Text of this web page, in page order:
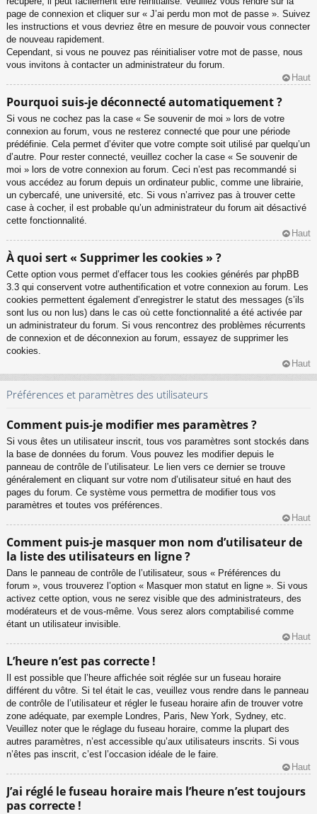
page de connexion et cliquer sur « J’ai perdu mon mot de passe ». Suivez
les instructions et vous devriez être en mesure de pouvoir vous connecter
de nouveau rapidement.
Cependant, si vous ne pouvez pas réinitialiser votre mot de passe, nous
vous invitons à contacter un administrateur du forum.
Haut
Pourquoi suis-je déconnecté automatiquement ?
Si vous ne cochez pas la case « Se souvenir de moi » lors de votre
connexion au forum, vous ne resterez connecté que pour une période
prédéfinie. Cela permet d’éviter que votre compte soit utilisé par quelqu’un
d’autre. Pour rester connecté, veuillez cocher la case « Se souvenir de
moi » lors de votre connexion au forum. Ceci n’est pas recommandé si
vous accédez au forum depuis un ordinateur public, comme une librairie,
un cybercafé, une université, etc. Si vous n’arrivez pas à trouver cette
case à cocher, il est probable qu’un administrateur du forum ait désactivé
cette fonctionnalité.
Haut
À quoi sert « Supprimer les cookies » ?
Cette option vous permet d’effacer tous les cookies générés par phpBB
3.3 qui conservent votre authentification et votre connexion au forum. Les
cookies permettent également d’enregistrer le statut des messages (s’ils
sont lus ou non lus) dans le cas où cette fonctionnalité a été activée par
un administrateur du forum. Si vous rencontrez des problèmes récurrents
de connexion et de déconnexion au forum, essayez de supprimer les
cookies.
Haut
Préférences et paramètres des utilisateurs
Comment puis-je modifier mes paramètres ?
Si vous êtes un utilisateur inscrit, tous vos paramètres sont stockés dans
la base de données du forum. Vous pouvez les modifier depuis le
panneau de contrôle de l’utilisateur. Le lien vers ce dernier se trouve
généralement en cliquant sur votre nom d’utilisateur situé en haut des
pages du forum. Ce système vous permettra de modifier tous vos
paramètres et toutes vos préférences.
Haut
Comment puis-je masquer mon nom d’utilisateur de
la liste des utilisateurs en ligne ?
Dans le panneau de contrôle de l’utilisateur, sous « Préférences du
forum », vous trouverez l’option « Masquer mon statut en ligne ». Si vous
activez cette option, vous ne serez visible que des administrateurs, des
modérateurs et de vous-même. Vous serez alors comptabilisé comme
étant un utilisateur invisible.
Haut
L’heure n’est pas correcte !
Il est possible que l’heure affichée soit réglée sur un fuseau horaire
différent du vôtre. Si tel était le cas, veuillez vous rendre dans le panneau
de contrôle de l’utilisateur et régler le fuseau horaire afin de trouver votre
zone adéquate, par exemple Londres, Paris, New York, Sydney, etc.
Veuillez noter que le réglage du fuseau horaire, comme la plupart des
autres paramètres, n’est accessible qu’aux utilisateurs inscrits. Si vous
n’êtes pas inscrit, c’est l’occasion idéale de le faire.
Haut
J’ai réglé le fuseau horaire mais l’heure n’est toujours
pas correcte !